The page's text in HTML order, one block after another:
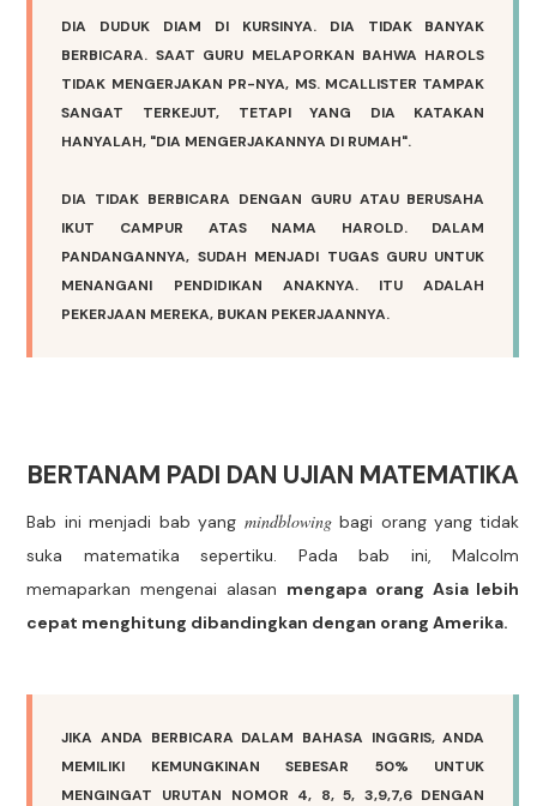
DIA DUDUK DIAM DI KURSINYA. DIA TIDAK BANYAK
BERBICARA. SAAT GURU MELAPORKAN BAHWA HAROLS
TIDAK MENGERJAKAN PR-NYA, MS. MCALLISTER TAMPAK
SANGAT TERKEJUT, TETAPI YANG DIA KATAKAN
HANYALAH, "DIA MENGERJAKANNYA DI RUMAH".
DIA TIDAK BERBICARA DENGAN GURU ATAU BERUSAHA
IKUT CAMPUR ATAS NAMA HAROLD. DALAM
PANDANGANNYA, SUDAH MENJADI TUGAS GURU UNTUK
MENANGANI PENDIDIKAN ANAKNYA. ITU ADALAH
PEKERJAAN MEREKA, BUKAN PEKERJAANNYA.
BERTANAM PADI DAN UJIAN MATEMATIKA
Bab ini menjadi bab yang mindblowingbagi orang yang tidak
suka matematika sepertiku. Pada bab ini, Malcolm
memaparkan mengenai alasan mengapa orang Asia lebih
cepat menghitung dibandingkan dengan orang Amerika.
JIKA ANDA BERBICARA DALAM BAHASA INGGRIS, ANDA
MEMILIKI KEMUNGKINAN SEBESAR 50% UNTUK
MENGINGAT URUTAN NOMOR 4, 8, 5, 3,9,7,6 DENGAN